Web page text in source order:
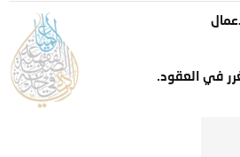
في العقود.